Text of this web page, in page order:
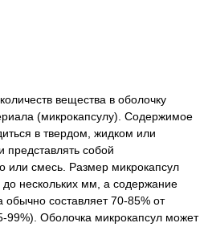
вещества в оболочку
(микрокапсулу). Содержимое
в твердом, жидком или
представлять собой
или смесь. Размер микрокапсул
нескольких мм, а содержание
обычно составляет 70-85% от
99%). Оболочка микрокапсул может